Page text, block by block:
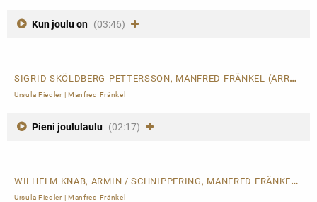
Kun joulu on (03:46)
SIGRID SKÖLDBERG-PETTERSSON, MANFRED FRÄNKEL (ARRANGER)
Ursula Fiedler| Manfred Fränkel
Pieni joululaulu (02:17)
WILHELM KNAB, ARMIN / SCHNIPPERING, MANFRED FRÄNKEL (ARRANGER)
Ursula Fiedler| Manfred Fränkel